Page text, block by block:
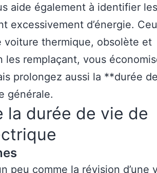
aide également à identifier les
excessivement d’énergie.
voiture thermique, obsolète et
les remplaçant, vous
prolongez aussi la **durée
générale.
la durée de vie de
peu comme la révision d’une